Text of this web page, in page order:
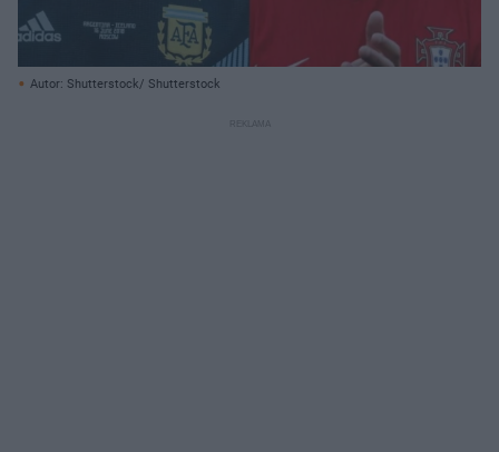
Autor: Shutterstock/ Shutterstock